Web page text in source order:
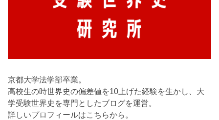
京都大学法学部卒業。
高校生の時世界史の偏差値を10上げた経験を生かし、大
学受験世界史を専門としたブログを運営。
詳しいプロフィールはこちらから。